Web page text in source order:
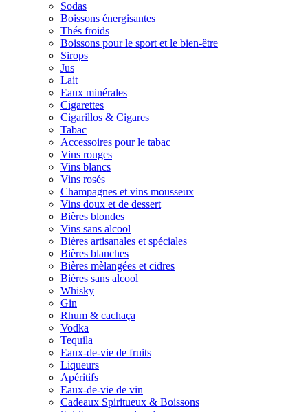
Sodas
Boissons énergisantes
Thés froids
Boissons pour le sport et le bien-être
Sirops
Jus
Lait
Eaux minérales
Cigarettes
Cigarillos & Cigares
Tabac
Accessoires pour le tabac
Vins rouges
Vins blancs
Vins rosés
Champagnes et vins mousseux
Vins doux et de dessert
Bières blondes
Vins sans alcool
Bières artisanales et spéciales
Bières blanches
Bières mèlangées et cidres
Bières sans alcool
Whisky
Gin
Rhum & cachaça
Vodka
Tequila
Eaux-de-vie de fruits
Liqueurs
Apéritifs
Eaux-de-vie de vin
Cadeaux Spiritueux & Boissons